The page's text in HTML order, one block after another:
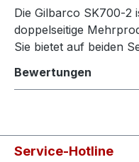
Die Gilbarco SK700‑2
doppelseitige
Sie bietet auf beiden
Bewertungen
Service-Hotline